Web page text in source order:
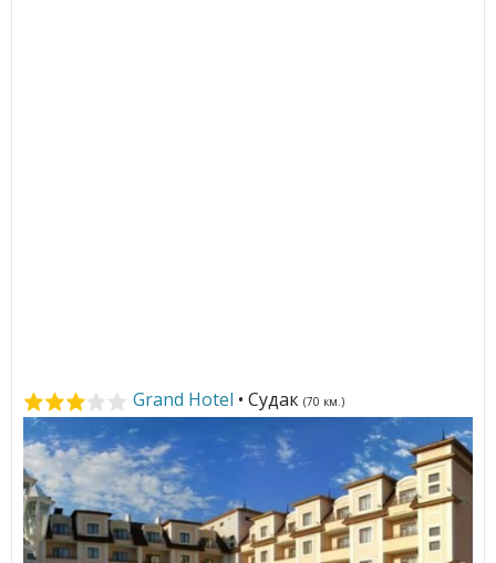
Grand Hotel • Судак (70 км.)